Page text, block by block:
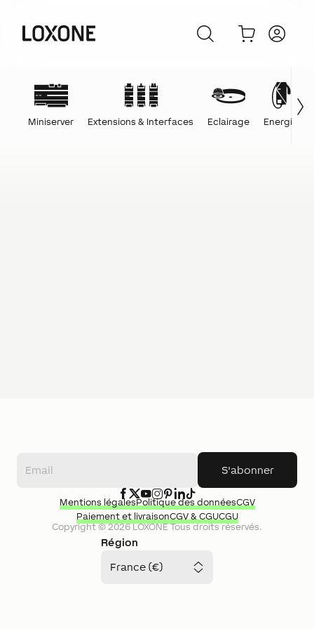
Miniserver Extensions & Interfaces Eclairage Energie
S'abonner
Région
France (€)
Copyright ©2026LOXONETous droits réservés.
Mentions légalesPolitique des donnéesCGV
Paiement et livraisonCGV & CGUCGU